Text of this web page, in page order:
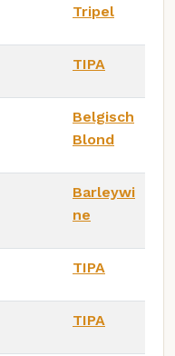
Tripel
TIPA
Belgisch
Blond
Barleywi
ne
TIPA
TIPA